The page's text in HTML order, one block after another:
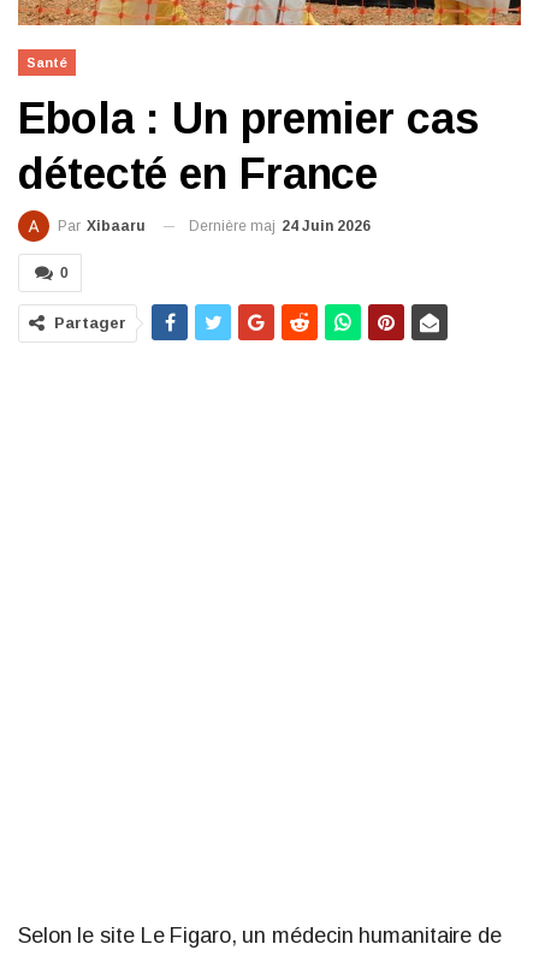
Santé
Ebola : Un premier cas
détecté en France
Par Xibaaru Dernière maj 24 Juin 2026
0
Partager
Selon le site Le Figaro, un médecin humanitaire de